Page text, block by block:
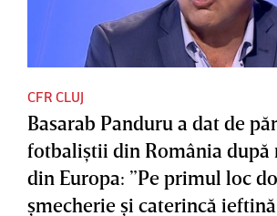
CFR CLUJ
Basarab Panduru a dat de
fotbaliştii din România după
din Europa: ”Pe primul loc
şmecherie şi caterincă